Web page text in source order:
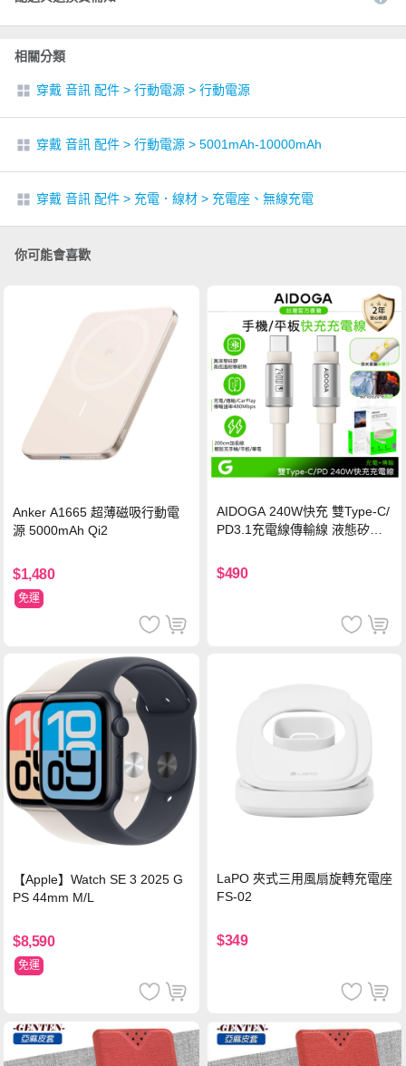
相關分類
穿戴 音訊 配件 > 行動電源 > 行動電源
穿戴 音訊 配件 > 行動電源 > 5001mAh-10000mAh
穿戴 音訊 配件 > 充電．線材 > 充電座、無線充電
你可能會喜歡
Anker A1665 超薄磁吸行動電
源 5000mAh Qi2
$1,480
免運
AIDOGA 240W快充 雙Type-C/
PD3.1充電線傳輸線 液態矽膠
機/平板/筆電
$490
【Apple】Watch SE 3 2025 G
PS 44mm M/L
$8,590
免運
LaPO 夾式三用風扇旋轉充電座
FS-02
$349